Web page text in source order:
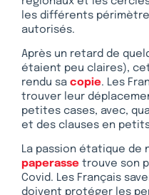
les différents
autorisés.
Après un retard de
étaient peu claires),
rendu sa copie. Les
trouver leur
petites cases, avec,
et des clauses en
La passion étatique de
paperasse trouve son
Covid. Les Français
doivent protéger les